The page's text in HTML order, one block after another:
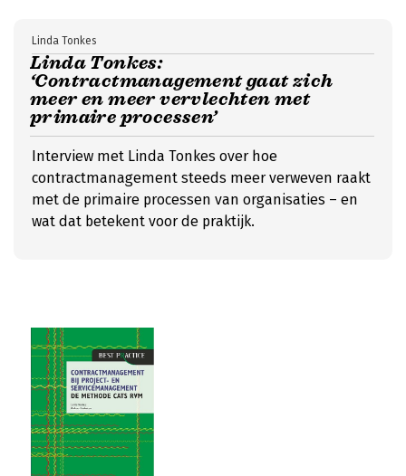
Linda Tonkes:
‘Contractmanagement gaat zich
meer en meer vervlechten met
primaire processen’
Linda Tonkes
Interview met Linda Tonkes over hoe
contractmanagement steeds meer verweven raakt
met de primaire processen van organisaties – en
wat dat betekent voor de praktijk.